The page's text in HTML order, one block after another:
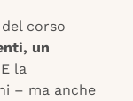
corso
un
la
– ma anche